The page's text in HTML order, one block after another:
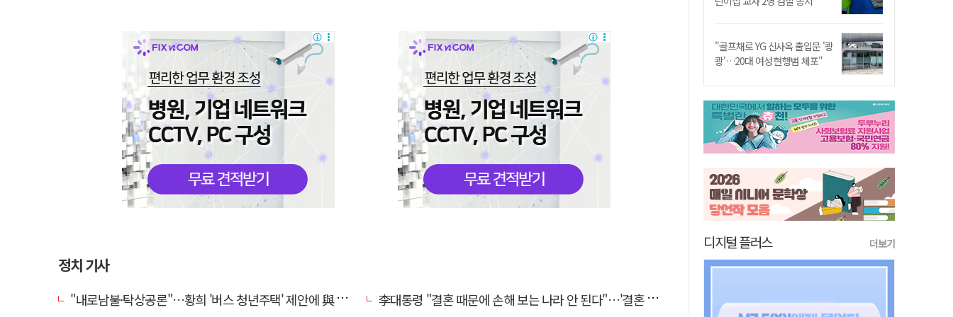
정치 기사
"내로남불·탁상공론"…황희 '버스 청년주택' 제안에 與 내부서도 쓴소리
李대통령 "결혼 때문에 손해 보는 나라 안 된다"…'결혼 페널티' 22개 손본다
"골프채로 YG 신사옥 출입문 '쾅
쾅'…20대 여성 현행범 체포"
디지털 플러스 더보기